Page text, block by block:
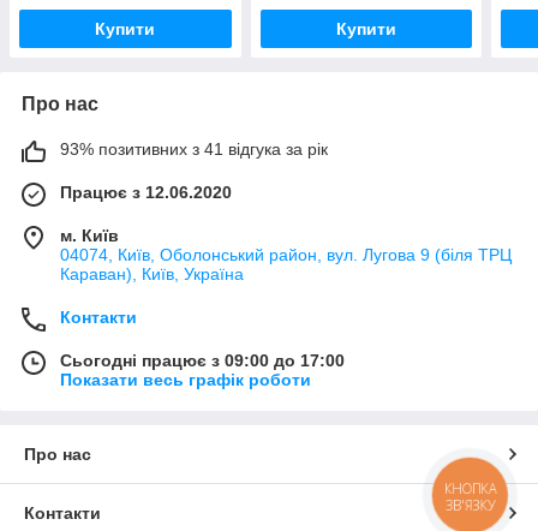
Купити Купити
Про нас
93% позитивних з 41 відгука за рік
Працює з 12.06.2020
м. Київ
04074, Київ, Оболонський район, вул. Лугова 9 (біля ТРЦ
Караван), Київ, Україна
Контакти
Сьогодні працює з 09:00 до 17:00
Показати весь графік роботи
Про нас
Контакти
КНОПКА
ЗВ'ЯЗКУ